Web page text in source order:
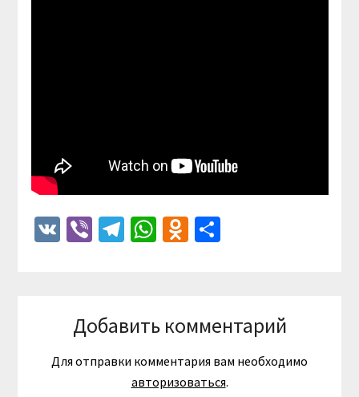
VKViberTelegram
WhatsApp
Odnoklassniki
Отправить
Добавить комментарий
Для отправки комментария вам необходимо
авторизоваться.